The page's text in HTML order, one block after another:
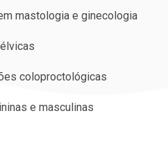
mastologia e ginecologia
coloproctológicas
e masculinas